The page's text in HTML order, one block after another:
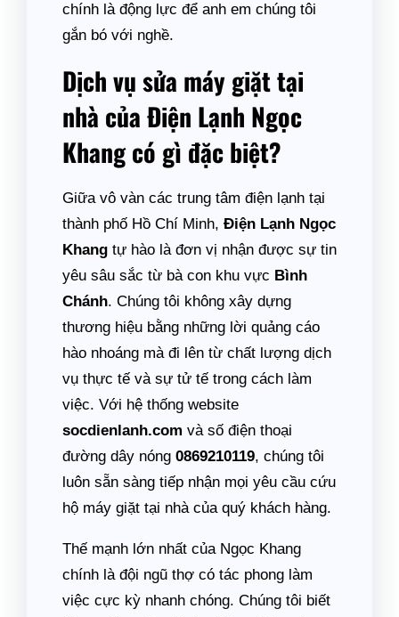
chính là động lực để anh em chúng tôi
gắn bó với nghề.
Dịch vụ sửa máy giặt tại
nhà của Điện Lạnh Ngọc
Khang có gì đặc biệt?
Giữa vô vàn các trung tâm điện lạnh tại
thành phố Hồ Chí Minh, Điện Lạnh Ngọc
Khang tự hào là đơn vị nhận được sự tin
yêu sâu sắc từ bà con khu vực Bình
Chánh. Chúng tôi không xây dựng
thương hiệu bằng những lời quảng cáo
hào nhoáng mà đi lên từ chất lượng dịch
vụ thực tế và sự tử tế trong cách làm
việc. Với hệ thống website
socdienlanh.com và số điện thoại
đường dây nóng 0869210119, chúng tôi
luôn sẵn sàng tiếp nhận mọi yêu cầu cứu
hộ máy giặt tại nhà của quý khách hàng.
Thế mạnh lớn nhất của Ngọc Khang
chính là đội ngũ thợ có tác phong làm
việc cực kỳ nhanh chóng. Chúng tôi biết